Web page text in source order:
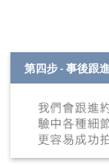
第四步 - 事後跟進